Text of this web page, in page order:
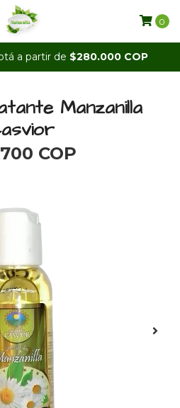
a partir de $280.000 COP
0
Manzanilla
COP